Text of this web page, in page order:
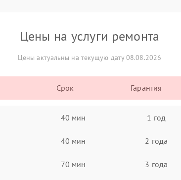
Цены на услуги ремонта
Цены актуальны на текущую дату 08.08.2026
Срок Гарантия
40 мин 1 год
40 мин 2 года
70 мин 3 года